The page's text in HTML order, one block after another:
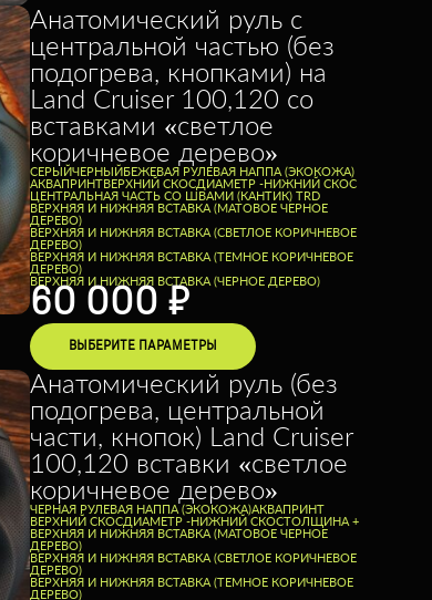
Анатомический руль с
центральной частью (без
подогрева, кнопками) на
Land Cruiser 100,120 со
вставками «светлое
коричневое дерево»
СЕРЫЙЧЕРНЫЙБЕЖЕВАЯ РУЛЕВАЯ НАППА (ЭКОКОЖА)
АКВАПРИНТВЕРХНИЙ СКОСДИАМЕТР -НИЖНИЙ СКОС
ЦЕНТРАЛЬНАЯ ЧАСТЬ СО ШВАМИ (КАНТИК) TRD
ВЕРХНЯЯ И НИЖНЯЯ ВСТАВКА (МАТОВОЕ ЧЕРНОЕ
ДЕРЕВО)
ВЕРХНЯЯ И НИЖНЯЯ ВСТАВКА (СВЕТЛОЕ КОРИЧНЕВОЕ
ДЕРЕВО)
ВЕРХНЯЯ И НИЖНЯЯ ВСТАВКА (ТЕМНОЕ КОРИЧНЕВОЕ
ДЕРЕВО)
ВЕРХНЯЯ И НИЖНЯЯ ВСТАВКА (ЧЕРНОЕ ДЕРЕВО)
60 000 ₽
ВЫБЕРИТЕ ПАРАМЕТРЫ
Анатомический руль (без
подогрева, центральной
части, кнопок) Land Cruiser
100,120 вставки «светлое
коричневое дерево»
ЧЕРНАЯ РУЛЕВАЯ НАППА (ЭКОКОЖА)АКВАПРИНТ
ВЕРХНИЙ СКОСДИАМЕТР -НИЖНИЙ СКОСТОЛЩИНА +
ВЕРХНЯЯ И НИЖНЯЯ ВСТАВКА (МАТОВОЕ ЧЕРНОЕ
ДЕРЕВО)
ВЕРХНЯЯ И НИЖНЯЯ ВСТАВКА (СВЕТЛОЕ КОРИЧНЕВОЕ
ДЕРЕВО)
ВЕРХНЯЯ И НИЖНЯЯ ВСТАВКА (ТЕМНОЕ КОРИЧНЕВОЕ
ДЕРЕВО)